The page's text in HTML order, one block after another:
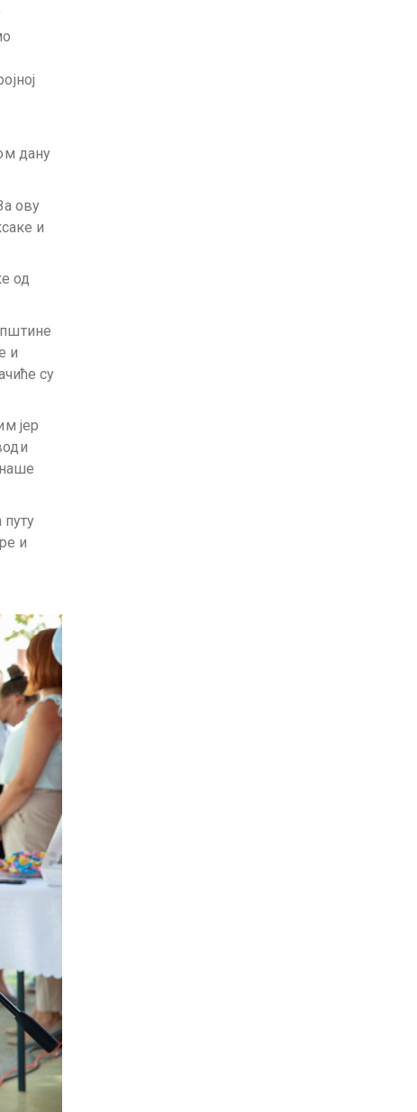
дану
ову
и
од
и
су
јер
и